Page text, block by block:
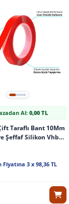
Al: 0,00 TL
Taraflı Bant 10Mm
Şeffaf Silikon Vhb
Fiyatına 3 x 98,36 TL